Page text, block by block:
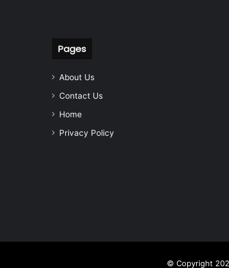
Pages
About Us
Contact Us
Home
Privacy Policy
© Copyright